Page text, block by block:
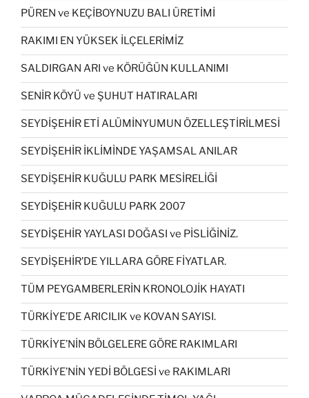
PÜREN ve KEÇİBOYNUZU BALI ÜRETİMİ
RAKIMI EN YÜKSEK İLÇELERİMİZ
SALDIRGAN ARI ve KÖRÜĞÜN KULLANIMI
SENİR KÖYÜ ve ŞUHUT HATIRALARI
SEYDİŞEHİR ETİ ALÜMİNYUMUN ÖZELLEŞTİRİLMESİ
SEYDİŞEHİR İKLİMİNDE YAŞAMSAL ANILAR
SEYDİŞEHİR KUĞULU PARK MESİRELİĞİ
SEYDİŞEHİR KUĞULU PARK 2007
SEYDİŞEHİR YAYLASI DOĞASI ve PİSLİĞİNİZ.
SEYDİŞEHİR’DE YILLARA GÖRE FİYATLAR.
TÜM PEYGAMBERLERİN KRONOLOJİK HAYATI
TÜRKİYE’DE ARICILIK ve KOVAN SAYISI.
TÜRKİYE’NİN BÖLGELERE GÖRE RAKIMLARI
TÜRKİYE’NİN YEDİ BÖLGESİ ve RAKIMLARI